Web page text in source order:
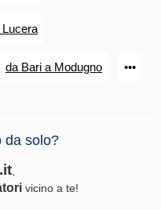
da Bari a Modugno •••
da solo?
vicino a te!